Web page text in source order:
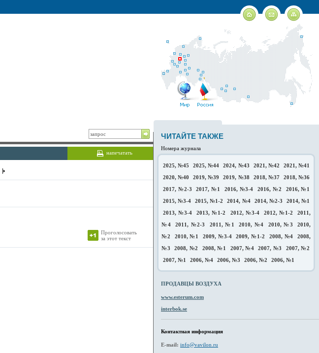
напечатать
Проголосовать
за этот текст
ЧИТАЙТЕ ТАКЖЕ
Номера журнала
2025, №45 2025, №44 2024, №43 2021, №42
2021, №41
2020, №40
2019, №39 2019, №38 2018, №37
2018, №36
2017, №2-3
2017, №1 2016, №3-4 2016, №2
2016, №1
2015, №3-4
2015, №1-2 2014, №4 2014, №2-3
2014, №1
2013, №3-4
2013, №1-2 2012, №3-4 2012, №1-2
2011,
№4
2011, №2-3 2011, №1 2010, №4 2010, №3
2010,
№2
2010, №1 2009, №3-4 2009, №1-2 2008, №4
2008,
№3
2008, №2 2008, №1 2007, №4 2007, №3
2007, №2
2007, №1
2006, №4 2006, №3 2006, №2 2006, №1
ПРОДАВЦЫ ВОЗДУХА
www.esterum.com
interbok.se
Контактная информация
E-mail: info@vavilon.ru